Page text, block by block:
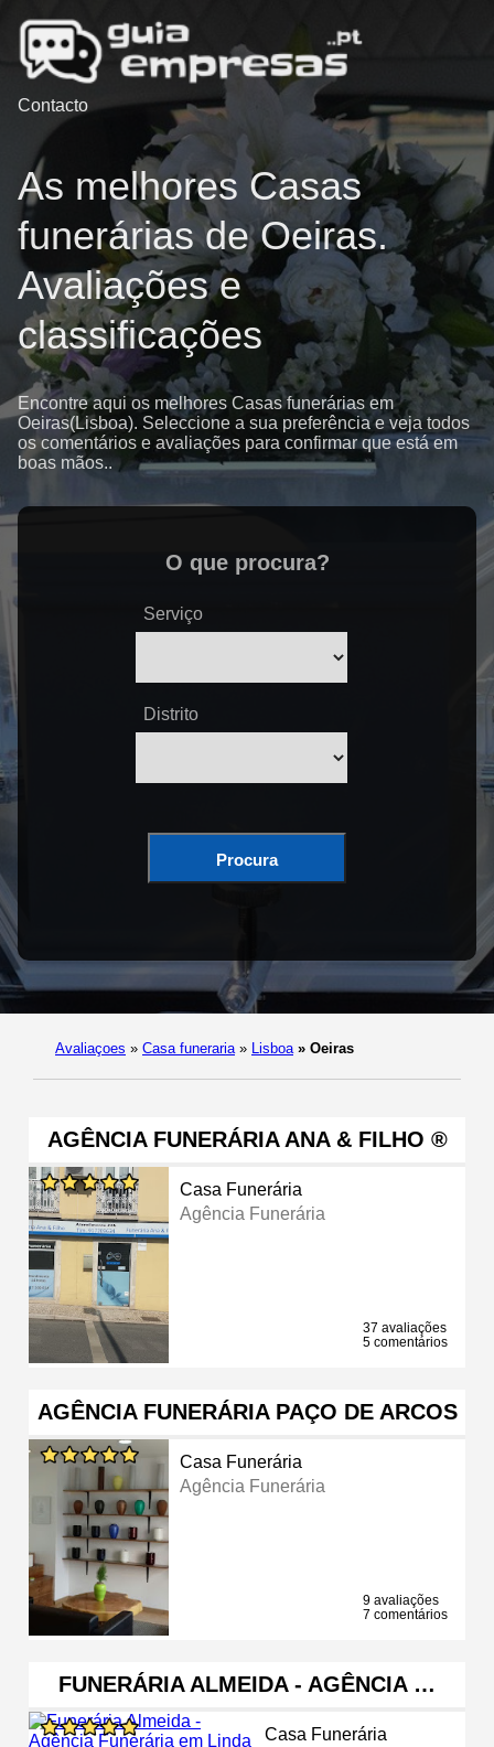
Contacto
As melhores Casas
funerárias de Oeiras.
Avaliações e
classificações
Encontre aqui os melhores Casas funerárias em
Oeiras(Lisboa). Seleccione a sua preferência e veja todos
os comentários e avaliações para confirmar que está em
boas mãos..
O que procura?
Serviço
Distrito
Procura
Avaliaçoes » Casa funeraria » Lisboa » Oeiras
AGÊNCIA FUNERÁRIA ANA & FILHO ®
Casa Funerária
Agência Funerária
37 avaliações
5 comentários
AGÊNCIA FUNERÁRIA PAÇO DE ARCOS
Casa Funerária
Agência Funerária
9 avaliações
7 comentários
FUNERÁRIA ALMEIDA - AGÊNCIA …
Casa Funerária